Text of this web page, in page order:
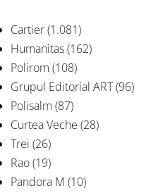
Cartier(1.081)
Humanitas(162)
Polirom (108)
Grupul Editorial ART(96)
Polisalm (87)
Curtea Veche (28)
Trei (26)
Rao(19)
Pandora M (10)